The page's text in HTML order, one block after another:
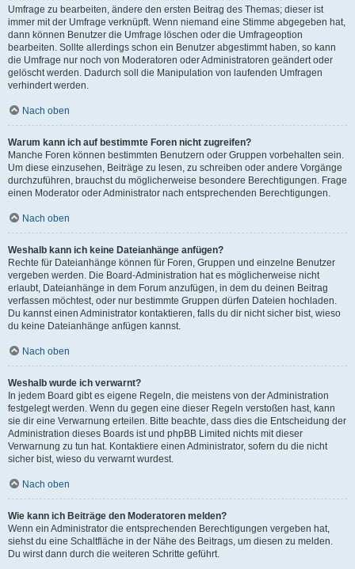
Umfrage zu bearbeiten, ändere den ersten Beitrag des Themas; dieser ist
immer mit der Umfrage verknüpft. Wenn niemand eine Stimme abgegeben hat,
dann können Benutzer die Umfrage löschen oder die Umfrageoption
bearbeiten. Sollte allerdings schon ein Benutzer abgestimmt haben, so kann
die Umfrage nur noch von Moderatoren oder Administratoren geändert oder
gelöscht werden. Dadurch soll die Manipulation von laufenden Umfragen
verhindert werden.
Nach oben
Warum kann ich auf bestimmte Foren nicht zugreifen?
Manche Foren können bestimmten Benutzern oder Gruppen vorbehalten sein.
Um diese einzusehen, Beiträge zu lesen, zu schreiben oder andere Vorgänge
durchzuführen, brauchst du möglicherweise besondere Berechtigungen. Frage
einen Moderator oder Administrator nach entsprechenden Berechtigungen.
Nach oben
Weshalb kann ich keine Dateianhänge anfügen?
Rechte für Dateianhänge können für Foren, Gruppen und einzelne Benutzer
vergeben werden. Die Board-Administration hat es möglicherweise nicht
erlaubt, Dateianhänge in dem Forum anzufügen, in dem du deinen Beitrag
verfassen möchtest, oder nur bestimmte Gruppen dürfen Dateien hochladen.
Du kannst einen Administrator kontaktieren, falls du dir nicht sicher bist, wieso
du keine Dateianhänge anfügen kannst.
Nach oben
Weshalb wurde ich verwarnt?
In jedem Board gibt es eigene Regeln, die meistens von der Administration
festgelegt werden. Wenn du gegen eine dieser Regeln verstoßen hast, kann
sie dir eine Verwarnung erteilen. Bitte beachte, dass dies die Entscheidung der
Administration dieses Boards ist und phpBB Limited nichts mit dieser
Verwarnung zu tun hat. Kontaktiere einen Administrator, sofern du die nicht
sicher bist, wieso du verwarnt wurdest.
Nach oben
Wie kann ich Beiträge den Moderatoren melden?
Wenn ein Administrator die entsprechenden Berechtigungen vergeben hat,
siehst du eine Schaltfläche in der Nähe des Beitrags, um diesen zu melden.
Du wirst dann durch die weiteren Schritte geführt.